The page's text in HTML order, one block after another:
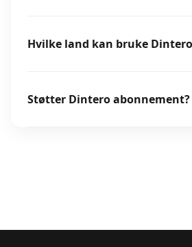
Hvilke land kan bruke
Støtter Dintero abonnement?